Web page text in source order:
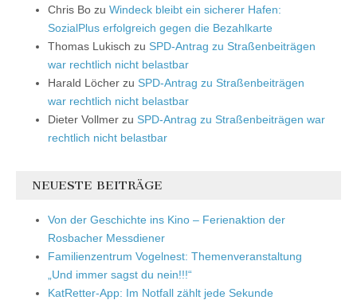
Chris Bo zu Windeck bleibt ein sicherer Hafen:
SozialPlus erfolgreich gegen die Bezahlkarte
Thomas Lukisch zu SPD-Antrag zu Straßenbeiträgen
war rechtlich nicht belastbar
Harald Löcher zu SPD-Antrag zu Straßenbeiträgen
war rechtlich nicht belastbar
Dieter Vollmer zu SPD-Antrag zu Straßenbeiträgen war
rechtlich nicht belastbar
NEUESTE BEITRÄGE
Von der Geschichte ins Kino – Ferienaktion der
Rosbacher Messdiener
Familienzentrum Vogelnest: Themenveranstaltung
„Und immer sagst du nein!!!“
KatRetter-App: Im Notfall zählt jede Sekunde